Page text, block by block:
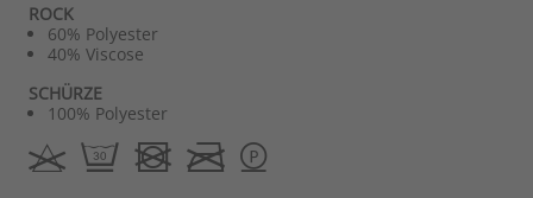
ROCK
60% Polyester
40% Viscose
SCHÜRZE
100% Polyester